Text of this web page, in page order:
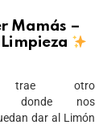
Mamás –
trae otro
donde nos
dar al Limón